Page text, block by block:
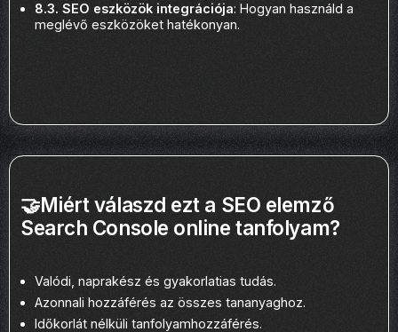
8.3. SEO eszközök integrációja: Hogyan használd a
meglévő eszközöket hatékonyan.
🤝Miért válaszd ezt a SEO elemző
Search Console online tanfolyam?
Valódi, naprakész és gyakorlatias tudás.
Azonnali hozzáférés az összes tananyaghoz.
Időkorlát nélküli tanfolyamhozzáférés.